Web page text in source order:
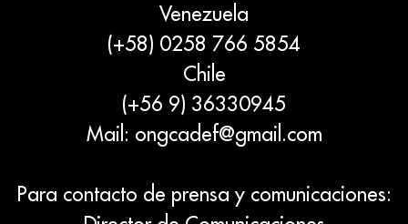
Venezuela
(+58) 0258 766 5854
Chile
(+56 9) 36330945
Mail: ongcadef@gmail.com
Para contacto de prensa y comunicaciones: